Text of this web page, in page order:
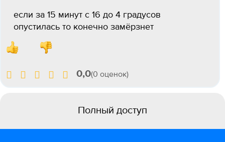
если за 15 минут с 16 до 4 градусов
опустилась то конечно замёрзнет
0,0(0 оценок)
Полный доступ